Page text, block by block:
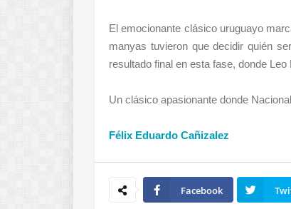
El emocionante clásico uruguayo
manyas tuvieron que decidir quién
resultado final en esta fase, donde
Un clásico apasionante donde
Félix Eduardo Cañizalez
Facebook